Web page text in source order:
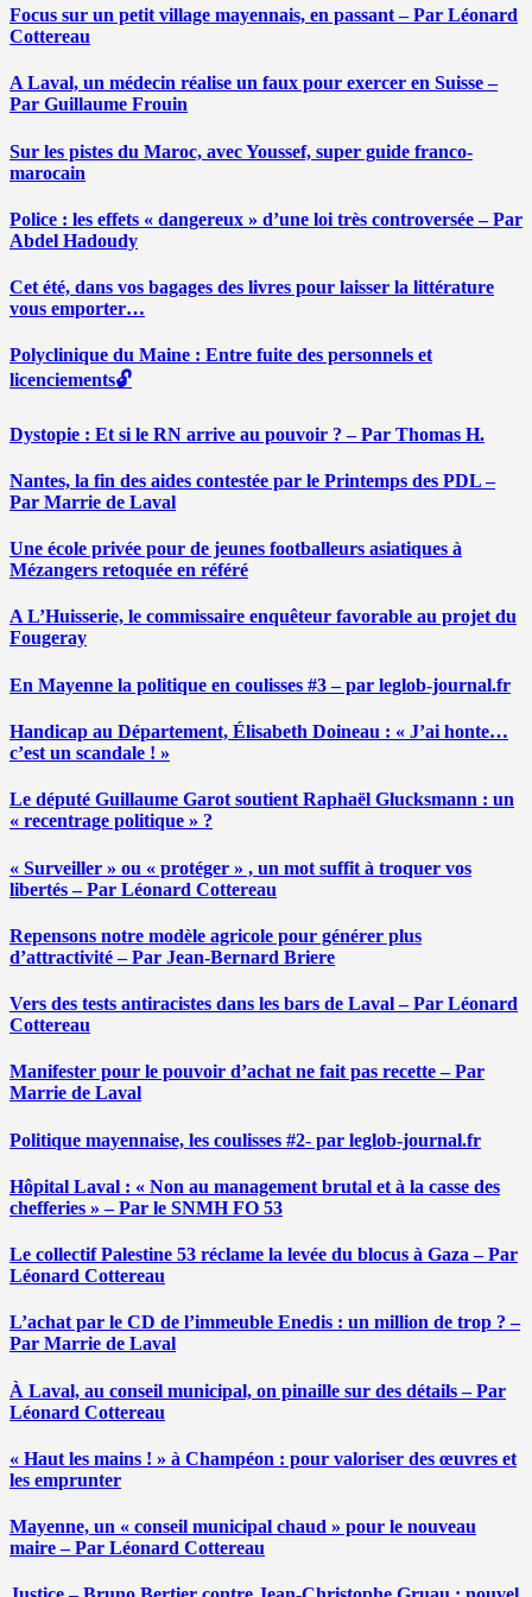
Focus sur un petit village mayennais, en passant – Par Léonard
Cottereau
A Laval, un médecin réalise un faux pour exercer en Suisse –
Par Guillaume Frouin
Sur les pistes du Maroc, avec Youssef, super guide franco-
marocain
Police : les effets « dangereux » d’une loi très controversée – Par
Abdel Hadoudy
Cet été, dans vos bagages des livres pour laisser la littérature
vous emporter…
Polyclinique du Maine : Entre fuite des personnels et
licenciements🔓
Dystopie : Et si le RN arrive au pouvoir ? – Par Thomas H.
Nantes, la fin des aides contestée par le Printemps des PDL –
Par Marrie de Laval
Une école privée pour de jeunes footballeurs asiatiques à
Mézangers retoquée en référé
A L’Huisserie, le commissaire enquêteur favorable au projet du
Fougeray
En Mayenne la politique en coulisses #3 – par leglob-journal.fr
Handicap au Département, Élisabeth Doineau : « J’ai honte…
c’est un scandale ! »
Le député Guillaume Garot soutient Raphaël Glucksmann : un
« recentrage politique » ?
« Surveiller » ou « protéger » , un mot suffit à troquer vos
libertés – Par Léonard Cottereau
Repensons notre modèle agricole pour générer plus
d’attractivité – Par Jean-Bernard Briere
Vers des tests antiracistes dans les bars de Laval – Par Léonard
Cottereau
Manifester pour le pouvoir d’achat ne fait pas recette – Par
Marrie de Laval
Politique mayennaise, les coulisses #2- par leglob-journal.fr
Hôpital Laval : « Non au management brutal et à la casse des
chefferies » – Par le SNMH FO 53
Le collectif Palestine 53 réclame la levée du blocus à Gaza – Par
Léonard Cottereau
L’achat par le CD de l’immeuble Enedis : un million de trop ? –
Par Marrie de Laval
À Laval, au conseil municipal, on pinaille sur des détails – Par
Léonard Cottereau
« Haut les mains ! » à Champéon : pour valoriser des œuvres et
les emprunter
Mayenne, un « conseil municipal chaud » pour le nouveau
maire – Par Léonard Cottereau